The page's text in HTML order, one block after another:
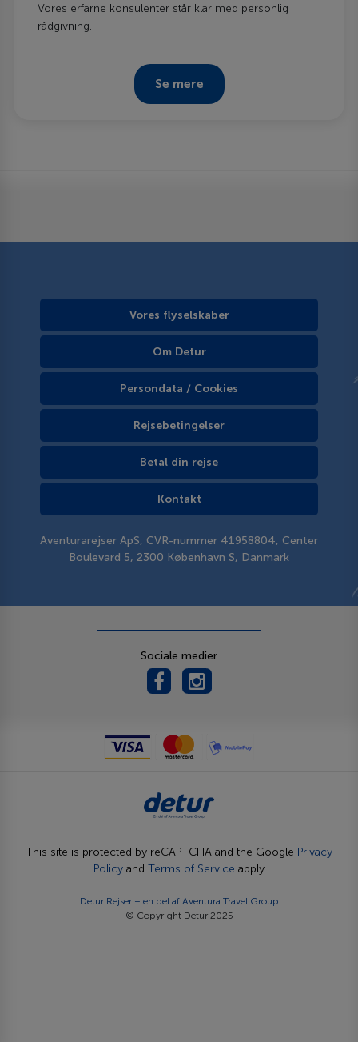
Vores erfarne konsulenter står klar med personlig
rådgivning.
Se mere
Vores flyselskaber
Om Detur
Persondata / Cookies
Rejsebetingelser
Betal din rejse
Kontakt
Aventurarejser ApS, CVR-nummer 41958804, Center
Boulevard 5, 2300 København S, Danmark
Sociale medier
This site is protected by reCAPTCHA and the Google Privacy
Policy and Terms of Service apply
Detur Rejser – en del af Aventura Travel Group
© Copyright Detur 2025